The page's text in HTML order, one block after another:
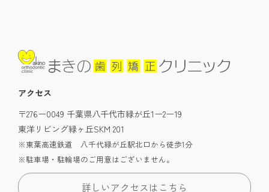
アクセス
〒276ー0049 千葉県八千代市緑が丘1ー2ー19
東洋リビング緑ヶ丘SKM 201
※東葉高速鉄道 八千代緑が丘駅北口から徒歩1分
※駐車場・駐輪場のご用意はございません。
詳しいアクセスはこちら